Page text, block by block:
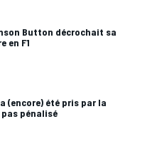
Button décrochait sa
en F1
(encore) été pris par la
pénalisé